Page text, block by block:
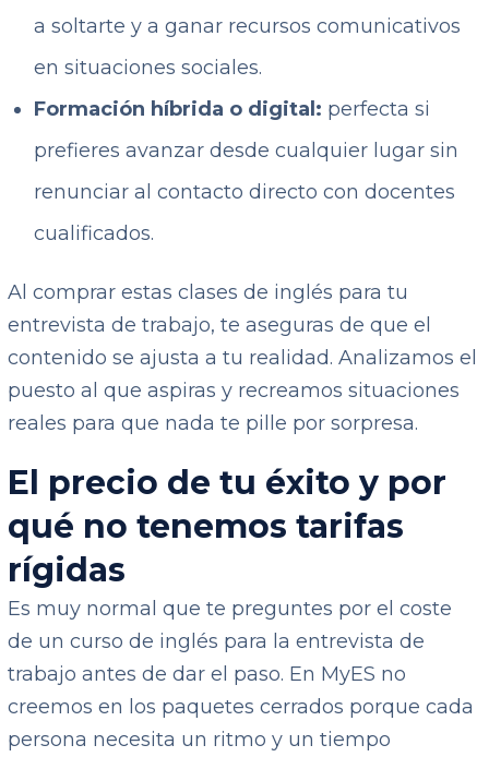
a soltarte y a ganar recursos comunicativos
en situaciones sociales.
Formación híbrida o digital: perfecta si
prefieres avanzar desde cualquier lugar sin
renunciar al contacto directo con docentes
cualificados.
Al comprar estas clases de inglés para tu
entrevista de trabajo, te aseguras de que el
contenido se ajusta a tu realidad. Analizamos el
puesto al que aspiras y recreamos situaciones
reales para que nada te pille por sorpresa.
El precio de tu éxito y por
qué no tenemos tarifas
rígidas
Es muy normal que te preguntes por el coste
de un curso de inglés para la entrevista de
trabajo antes de dar el paso. En MyES no
creemos en los paquetes cerrados porque cada
persona necesita un ritmo y un tiempo